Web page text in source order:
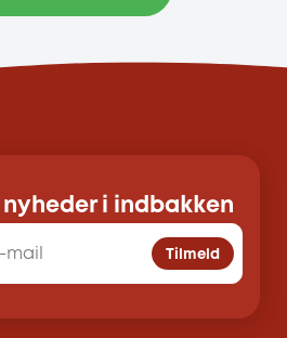
nyheder i indbakken
Tilmeld